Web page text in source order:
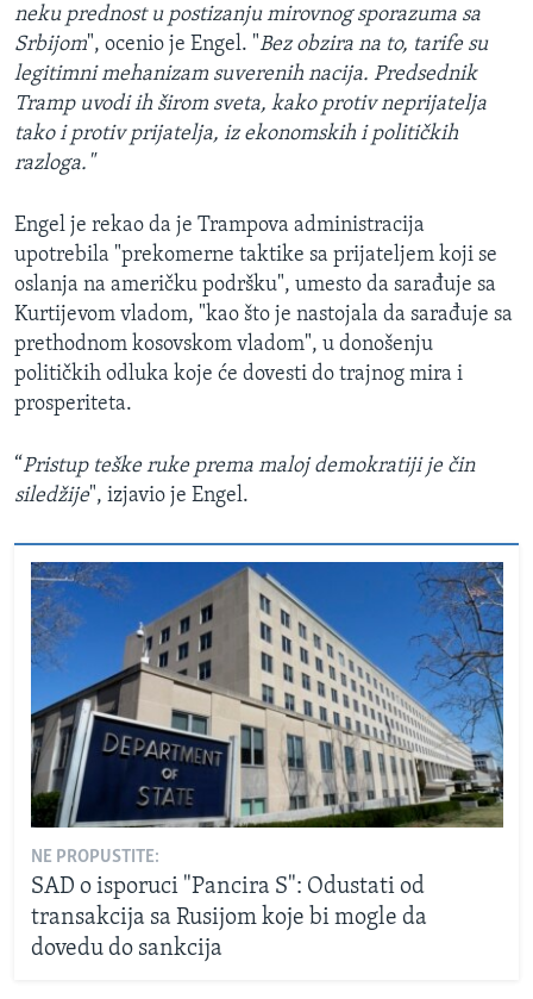
neku prednost u postizanju mirovnog sporazuma sa
Srbijom", ocenio je Engel. "Bez obzira na to, tarife su
legitimni mehanizam suverenih nacija. Predsednik
Tramp uvodi ih širom sveta, kako protiv neprijatelja
tako i protiv prijatelja, iz ekonomskih i političkih
razloga."
Engel je rekao da je Trampova administracija
upotrebila "prekomerne taktike sa prijateljem koji se
oslanja na američku podršku", umesto da sarađuje sa
Kurtijevom vladom, "kao što je nastojala da sarađuje sa
prethodnom kosovskom vladom", u donošenju
političkih odluka koje će dovesti do trajnog mira i
prosperiteta.
“Pristup teške ruke prema maloj demokratiji je čin
siledžije", izjavio je Engel.
NE PROPUSTITE:
SAD o isporuci "Pancira S": Odustati od
transakcija sa Rusijom koje bi mogle da
dovedu do sankcija